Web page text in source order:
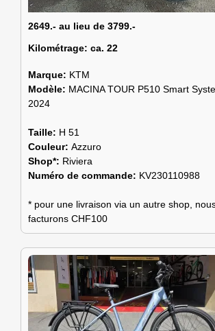
2649.- au lieu de 3799.-
Kilométrage: ca. 22
Marque: KTM
Modèle: MACINA TOUR P510 Smart
2024
Taille: H 51
Couleur: Azzuro
Shop*: Riviera
Numéro de commande: KV230110988
* pour une livraison via un autre shop,
facturons CHF100